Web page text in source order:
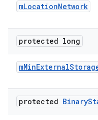
mLocationNetwork
protected long
mMinExternal
protected Binary